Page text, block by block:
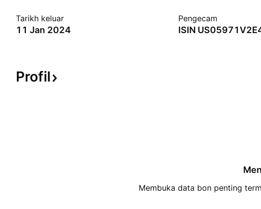
Tarikh keluar
11 Jan 2024
Pengecam
ISIN
Profil
Membuka data bon penting